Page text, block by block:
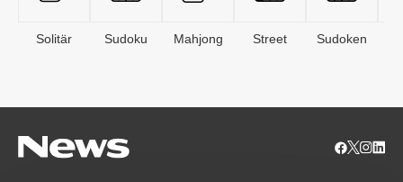
Solitär Sudoku Mahjong Street Sudoken